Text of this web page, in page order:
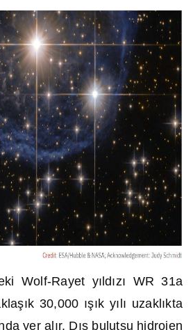
Wolf-Rayet yıldızı WR 31a
30,000 ışık yılı uzaklıkta
yer alır. Dış bulutsu hidrojen